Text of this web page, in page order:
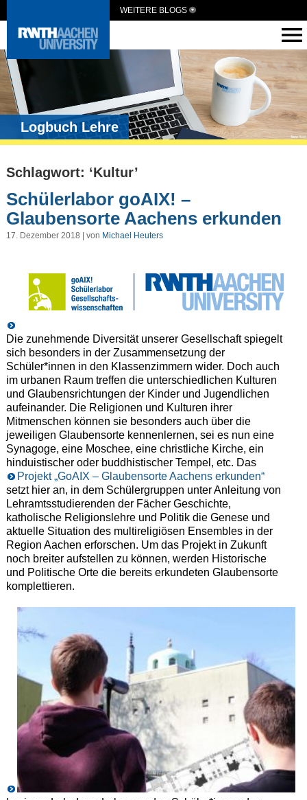
WEITERE BLOGS
Logbuch Lehre
Schlagwort: ‘Kultur’
Schülerlabor goAIX! –
Glaubensorte Aachens erkunden
17. Dezember 2018 | von Michael Heuters
Die zunehmende Diversität unserer Gesellschaft spiegelt
sich besonders in der Zusammensetzung der
Schüler*innen in den Klassenzimmern wider. Doch auch
im urbanen Raum treffen die unterschiedlichen Kulturen
und Glaubensrichtungen der Kinder und Jugendlichen
aufeinander. Die Religionen und Kulturen ihrer
Mitmenschen können sie besonders auch über die
jeweiligen Glaubensorte kennenlernen, sei es nun eine
Synagoge, eine Moschee, eine christliche Kirche, ein
hinduistischer oder buddhistischer Tempel, etc. Das
Projekt „GoAIX – Glaubensorte Aachens erkunden“
setzt hier an, in dem Schülergruppen unter Anleitung von
Lehramtsstudierenden der Fächer Geschichte,
katholische Religionslehre und Politik die Genese und
aktuelle Situation des multireligiösen Ensembles in der
Region Aachen erforschen. Um das Projekt in Zukunft
noch breiter aufstellen zu können, werden Historische
und Politische Orte die bereits erkundeten Glaubensorte
komplettieren.